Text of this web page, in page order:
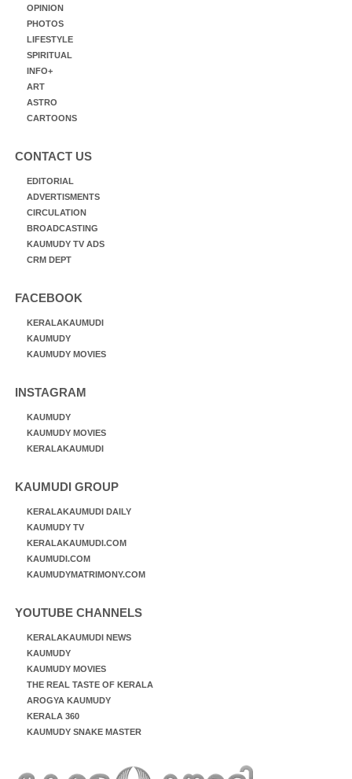
OPINION
PHOTOS
LIFESTYLE
SPIRITUAL
INFO+
ART
ASTRO
CARTOONS
CONTACT US
EDITORIAL
ADVERTISMENTS
CIRCULATION
BROADCASTING
KAUMUDY TV ADS
CRM DEPT
FACEBOOK
KERALAKAUMUDI
KAUMUDY
KAUMUDY MOVIES
INSTAGRAM
KAUMUDY
KAUMUDY MOVIES
KERALAKAUMUDI
KAUMUDI GROUP
KERALAKAUMUDI DAILY
KAUMUDY TV
KERALAKAUMUDI.COM
KAUMUDI.COM
KAUMUDYMATRIMONY.COM
YOUTUBE CHANNELS
KERALAKAUMUDI NEWS
KAUMUDY
KAUMUDY MOVIES
THE REAL TASTE OF KERALA
AROGYA KAUMUDY
KERALA 360
KAUMUDY SNAKE MASTER